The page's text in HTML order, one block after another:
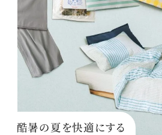
酷暑の夏を快適にする